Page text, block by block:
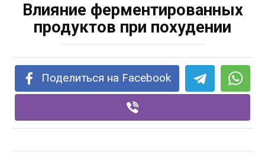
Влияние ферментированных
продуктов при похудении
Поделиться на Facebook